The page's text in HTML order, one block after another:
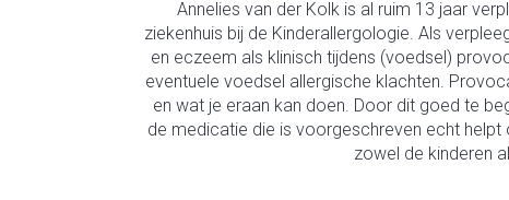
Annelies van der Kolk is al ruim 13 jaar
ziekenhuis bij de Kinderallergologie. Als
en eczeem als klinisch tijdens (voedsel)
eventuele voedsel allergische klachten.
en wat je eraan kan doen. Door dit goed te
de medicatie die is voorgeschreven echt
zowel de kinderen